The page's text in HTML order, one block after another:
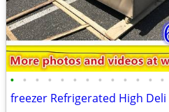
• • • • • • • • • • • • •